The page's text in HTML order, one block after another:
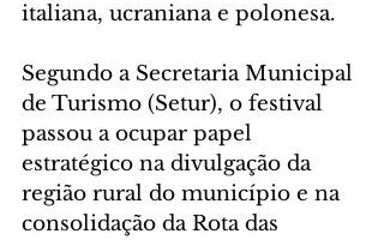
italiana, ucraniana e polonesa.
Segundo a Secretaria Municipal
de Turismo (Setur), o festival
passou a ocupar papel
estratégico na divulgação da
região rural do município e na
consolidação da Rota das